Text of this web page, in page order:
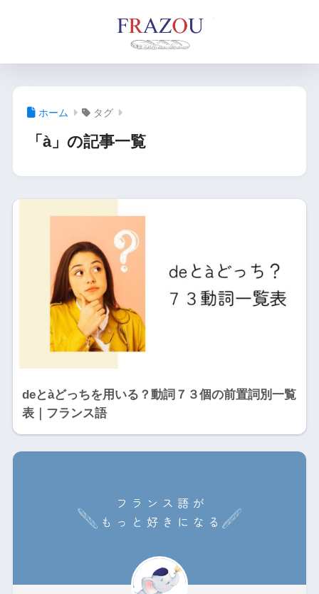
ホーム タグ
「à」の記事一覧
deとàどっちを用いる？動詞７３個の前置詞別一覧
表｜フランス語